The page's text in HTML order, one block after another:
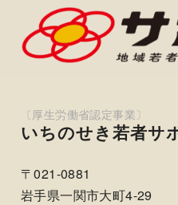
いちのせき若者サ
〒021-0881
岩手県一関市大町4-29